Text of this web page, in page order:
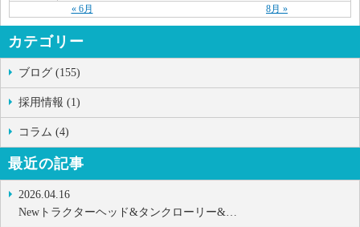
« 6月 8月 »
カテゴリー
ブログ (155)
採用情報 (1)
コラム (4)
最近の記事
2026.04.16
Newトラクターヘッド&タンクローリー&…